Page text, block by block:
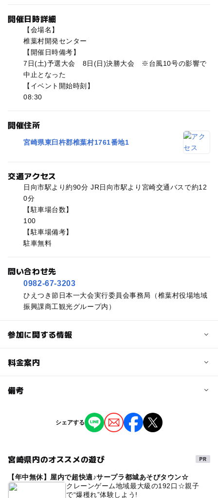
開催日時詳細
【会場名】
椎葉村開発センター
【開催日時備考】
7日(土)予選大会 8日(日)決勝大会 ※台風10号の影響で
中止となった
【イベント開始時刻】
08:30
開催住所
宮崎県東臼杵郡椎葉村1761番地1
交通アクセス
日向市駅より約90分 JR日向市駅より宮崎交通バスで約12
0分
【駐車場台数】
100
【駐車場備考】
駐車無料
問い合わせ先
0982-67-3203
ひえつき節日本一大会実行委員会事務局（椎葉村役場地域
振興課商工観光グループ内）
参加に関する情報
予約/応募
出場者の申し込み締め切り日は令和6年8月2日（金）
料金案内
料金について
備考
※掲載の情報は天候や主催者側の都合などにより変更にな
ることがあります。
シェアする
宮崎県内のオススメの遊び
【年中無休】屋内で超快適♪サープラ都城あそびタウン☆
クレーンゲーム地域最大級の192口☆親子
で“爆穫れ”体験しよう!